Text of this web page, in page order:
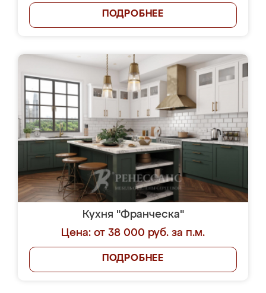
ПОДРОБНЕЕ
Кухня "Франческа"
Цена: от 38 000 руб. за п.м.
ПОДРОБНЕЕ